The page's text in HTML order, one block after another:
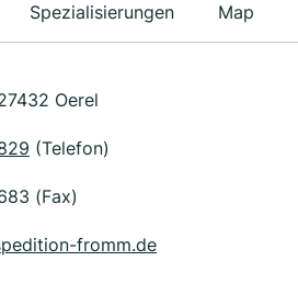
Spezialisierungen Map
Oerel
(Telefon)
(Fax)
fromm.de